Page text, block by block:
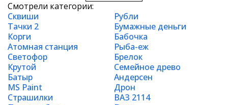
Смотрели категории:
Сквиши
Рубли
Тачки 2
Бумажные деньги
Корги
Бабочка
Атомная станция
Рыба-еж
Светофор
Брелок
Крутой
Семейное древо
Батыр
Андерсен
MS Paint
Дрон
Страшилки
ВАЗ 2114